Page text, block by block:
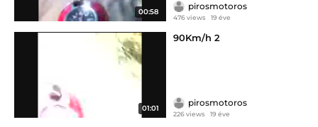
00:58
pirosmotoros
476 views 19 éve
01:01
90Km/h 2
pirosmotoros
226 views 19 éve